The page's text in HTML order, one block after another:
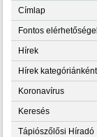
Címlap
Fontos
Hírek
Hírek kategóriánként
Koronavírus
Keresés
Tápiószőlősi Híradó